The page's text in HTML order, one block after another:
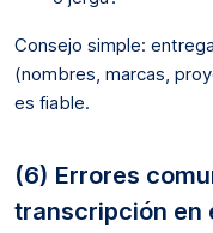
Consejo simple:
(nombres, marcas,
es fiable.
(6) Errores
transcripción en